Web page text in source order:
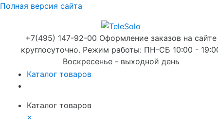
Полная версия сайта
+7(495) 147-92-00 Оформление заказов на сайте
круглосуточно. Режим работы: ПН-СБ 10:00 -
Воскресенье - выходной день
Каталог товаров
Каталог товаров
×